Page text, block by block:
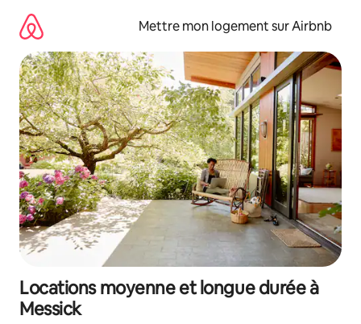
directement
contenu
Mettre mon logement sur Airbnb
Locations moyenne et longue durée à
Messick